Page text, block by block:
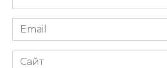
*
Email
*
Сайт